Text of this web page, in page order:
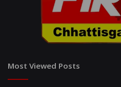
Most Viewed Posts